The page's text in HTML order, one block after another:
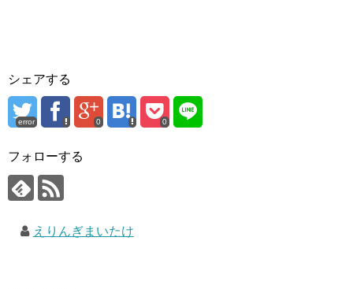
シェアする
error 0 0
フォローする
えりんぎまいたけ